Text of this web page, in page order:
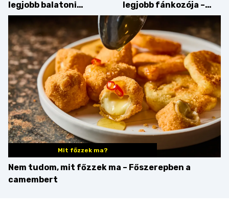
legjobb balatoni
strandételei –
végigkóstoltuk a
győzteseket
legjobb fánkozója –
búcsúzik a Pampushka
Mit főzzek ma?
Nem tudom, mit főzzek ma – Főszerepben a
camembert